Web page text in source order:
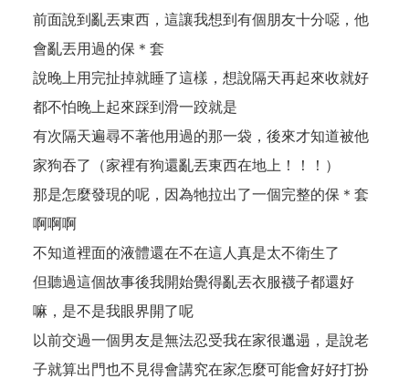
前面說到亂丟東西，這讓我想到有個朋友十分噁，他
會亂丟用過的保＊套
說晚上用完扯掉就睡了這樣，想說隔天再起來收就好
都不怕晚上起來踩到滑一跤就是
有次隔天遍尋不著他用過的那一袋，後來才知道被他
家狗吞了（家裡有狗還亂丟東西在地上！！！）
那是怎麼發現的呢，因為牠拉出了一個完整的保＊套
啊啊啊
不知道裡面的液體還在不在這人真是太不衛生了
但聽過這個故事後我開始覺得亂丟衣服襪子都還好
嘛，是不是我眼界開了呢
以前交過一個男友是無法忍受我在家很邋遢，是說老
子就算出門也不見得會講究在家怎麼可能會好好打扮